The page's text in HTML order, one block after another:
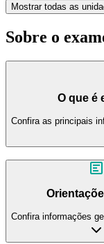
Mostrar todas as
Sobre o
O que é
Confira as principais
Confira informações